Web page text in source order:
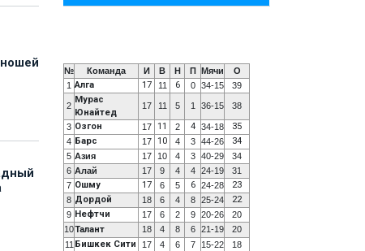
№ Команда И В Н П Мячи
О
1 Алга 17 11 6 0 34-15 39
2
Мурас
Юнайтед
17 11 5 1 36-15 38
3 Озгон 17 11 2 4 34-18 35
4 Барс 17 10 4 3 44-26 34
5 Азия 17 10 4 3 40-29
34
6 Алай 17 9 4 4 24-19
31
7 Ошму 17 6 5 6 24-28 23
8 Дордой 18 6 4 8 25-24 22
9 Нефтчи 17 6 2 9 20-26
20
10Талант 18 4 8 6 21-19
20
11 Бишкек Сити 17 4 6 7 15-22
18